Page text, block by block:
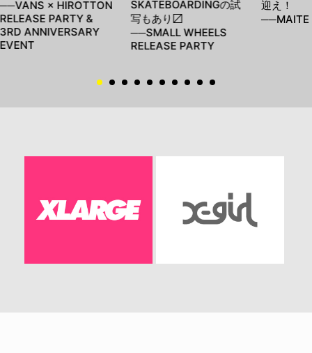
──VANS × HIROTTON
RELEASE PARTY &
3RD ANNIVERSARY
EVENT
SKATEBOARDINGの試
写もあり〼
──SMALL WHEELS
RELEASE PARTY
迎え！
──MAITE